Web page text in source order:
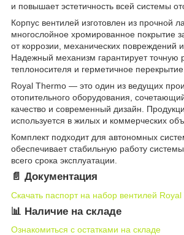
и повышает эстетичность всей системы
Корпус вентилей изготовлен из прочной
многослойное хромированное покрытие
от коррозии, механических повреждений и
Надежный механизм гарантирует точную
теплоносителя и герметичное перекрытие.
Royal Thermo — это один из ведущих
отопительного оборудования,
качество и современный дизайн.
используется в жилых и коммерческих
Комплект подходит для автономных
обеспечивает стабильную работу
всего срока эксплуатации.
📄 Документация
Скачать паспорт на набор вентилей
📊 Наличие на складе
Ознакомиться с остатками на складе